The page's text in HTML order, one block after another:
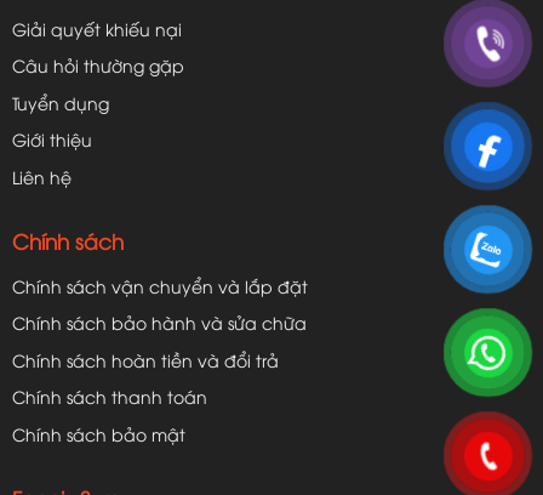
Giải quyết khiếu nại
Câu hỏi thường gặp
Tuyển dụng
Giới thiệu
Liên hệ
Chính sách
Chính sách vận chuyển và lắp đặt
Chính sách bảo hành và sửa chữa
Chính sách hoàn tiền và đổi trả
Chính sách thanh toán
Chính sách bảo mật